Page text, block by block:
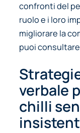
confronti del
ruolo e i loro
migliorare la
puoi
verbale
chilli